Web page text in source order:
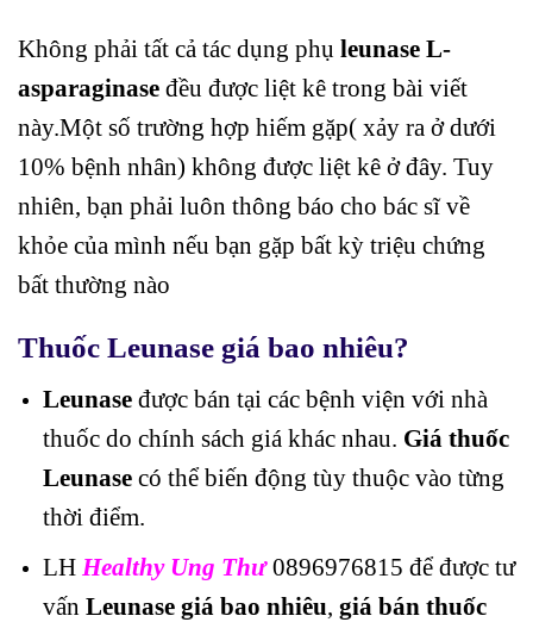
Không phải tất cả tác dụng phụ leunase L-
asparaginase đều được liệt kê trong bài viết
này.Một số trường hợp hiếm gặp( xảy ra ở dưới
10% bệnh nhân) không được liệt kê ở đây. Tuy
nhiên, bạn phải luôn thông báo cho bác sĩ về
khỏe của mình nếu bạn gặp bất kỳ triệu chứng
bất thường nào
Thuốc Leunase giá bao nhiêu?
Leunaseđược bán tại các bệnh viện với nhà
thuốc do chính sách giá khác nhau. Giá thuốc
Leunasecó thể biến động tùy thuộc vào từng
thời điểm.
LH Healthy Ung Thư0896976815 để được tư
vấn Leunase giá bao nhiêu, giá bán thuốc